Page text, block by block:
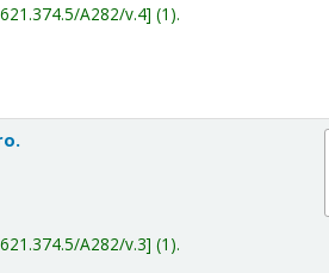
621.374.5/A282/v.4 (1).
621.374.5/A282/v.3 (1).